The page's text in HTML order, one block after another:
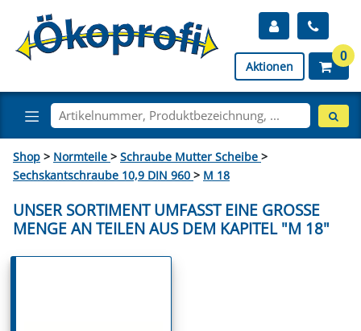
Aktionen
0
Shop > Normteile > Schraube Mutter Scheibe >
Sechskantschraube 10,9 DIN 960 > M 18
UNSER SORTIMENT UMFASST EINE GROSSE M
ENGE AN TEILEN AUS DEM KAPITEL "M 18"